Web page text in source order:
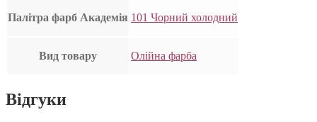
Палітра фарб Академія 101 Чорний холодний
Вид товару Олійна фарба
Відгуки